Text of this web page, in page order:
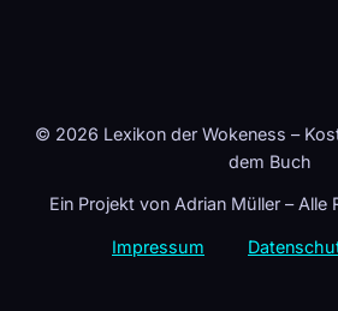
© 2026 Lexikon der Wokeness –
dem Buch
Ein Projekt von Adrian Müller – Alle
Impressum